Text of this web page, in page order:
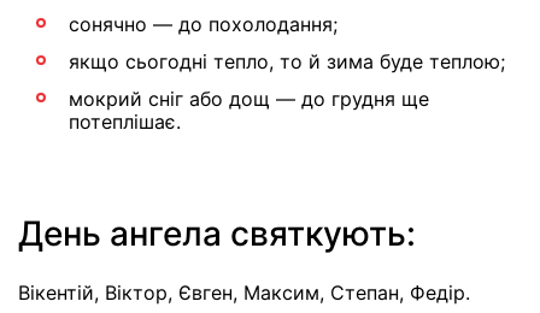
сонячно — до похолодання;
якщо сьогодні тепло, то й зима буде теплою;
мокрий сніг або дощ — до грудня ще
потеплішає.
День ангела святкують:
Вікентій, Віктор, Євген, Максим, Степан, Федір.